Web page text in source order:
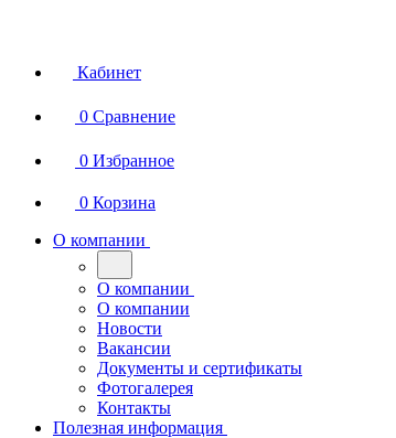
Кабинет
0 Сравнение
0 Избранное
0 Корзина
О компании
О компании
О компании
Новости
Вакансии
Документы и сертификаты
Фотогалерея
Контакты
Полезная информация